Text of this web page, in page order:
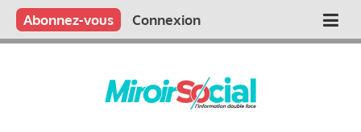
Aller
contenu
Main
Qui sommes nous ?
Vous publiez
Nous publions
Contactez-nous
Abonnez-vous Connexion